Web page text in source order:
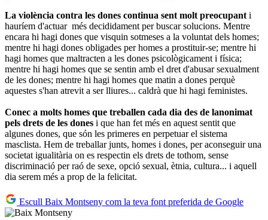
La violència contra les dones continua sent molt preocupant i
hauríem d'actuar més decididament per buscar solucions. Mentre
encara hi hagi dones que visquin sotmeses a la voluntat dels homes;
mentre hi hagi dones obligades per homes a prostituir-se; mentre hi
hagi homes que maltracten a les dones psicològicament i física;
mentre hi hagi homes que se sentin amb el dret d'abusar sexualment
de les dones; mentre hi hagi homes que matin a dones perquè
aquestes s'han atrevit a ser lliures... caldrà que hi hagi feministes.
Conec a molts homes que treballen cada dia des de lanonimat
pels drets de les dones i que han fet més en aquest sentit que
algunes dones, que són les primeres en perpetuar el sistema
masclista. Hem de treballar junts, homes i dones, per aconseguir una
societat igualitària on es respectin els drets de tothom, sense
discriminació per raó de sexe, opció sexual, ètnia, cultura... i aquell
dia serem més a prop de la felicitat.
Escull Baix Montseny com la teva font preferida de Google